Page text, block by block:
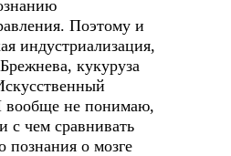
Поэтому и
индустриализация,
кукуруза
вообще не понимаю,
с чем сравнивать
познания о мозге